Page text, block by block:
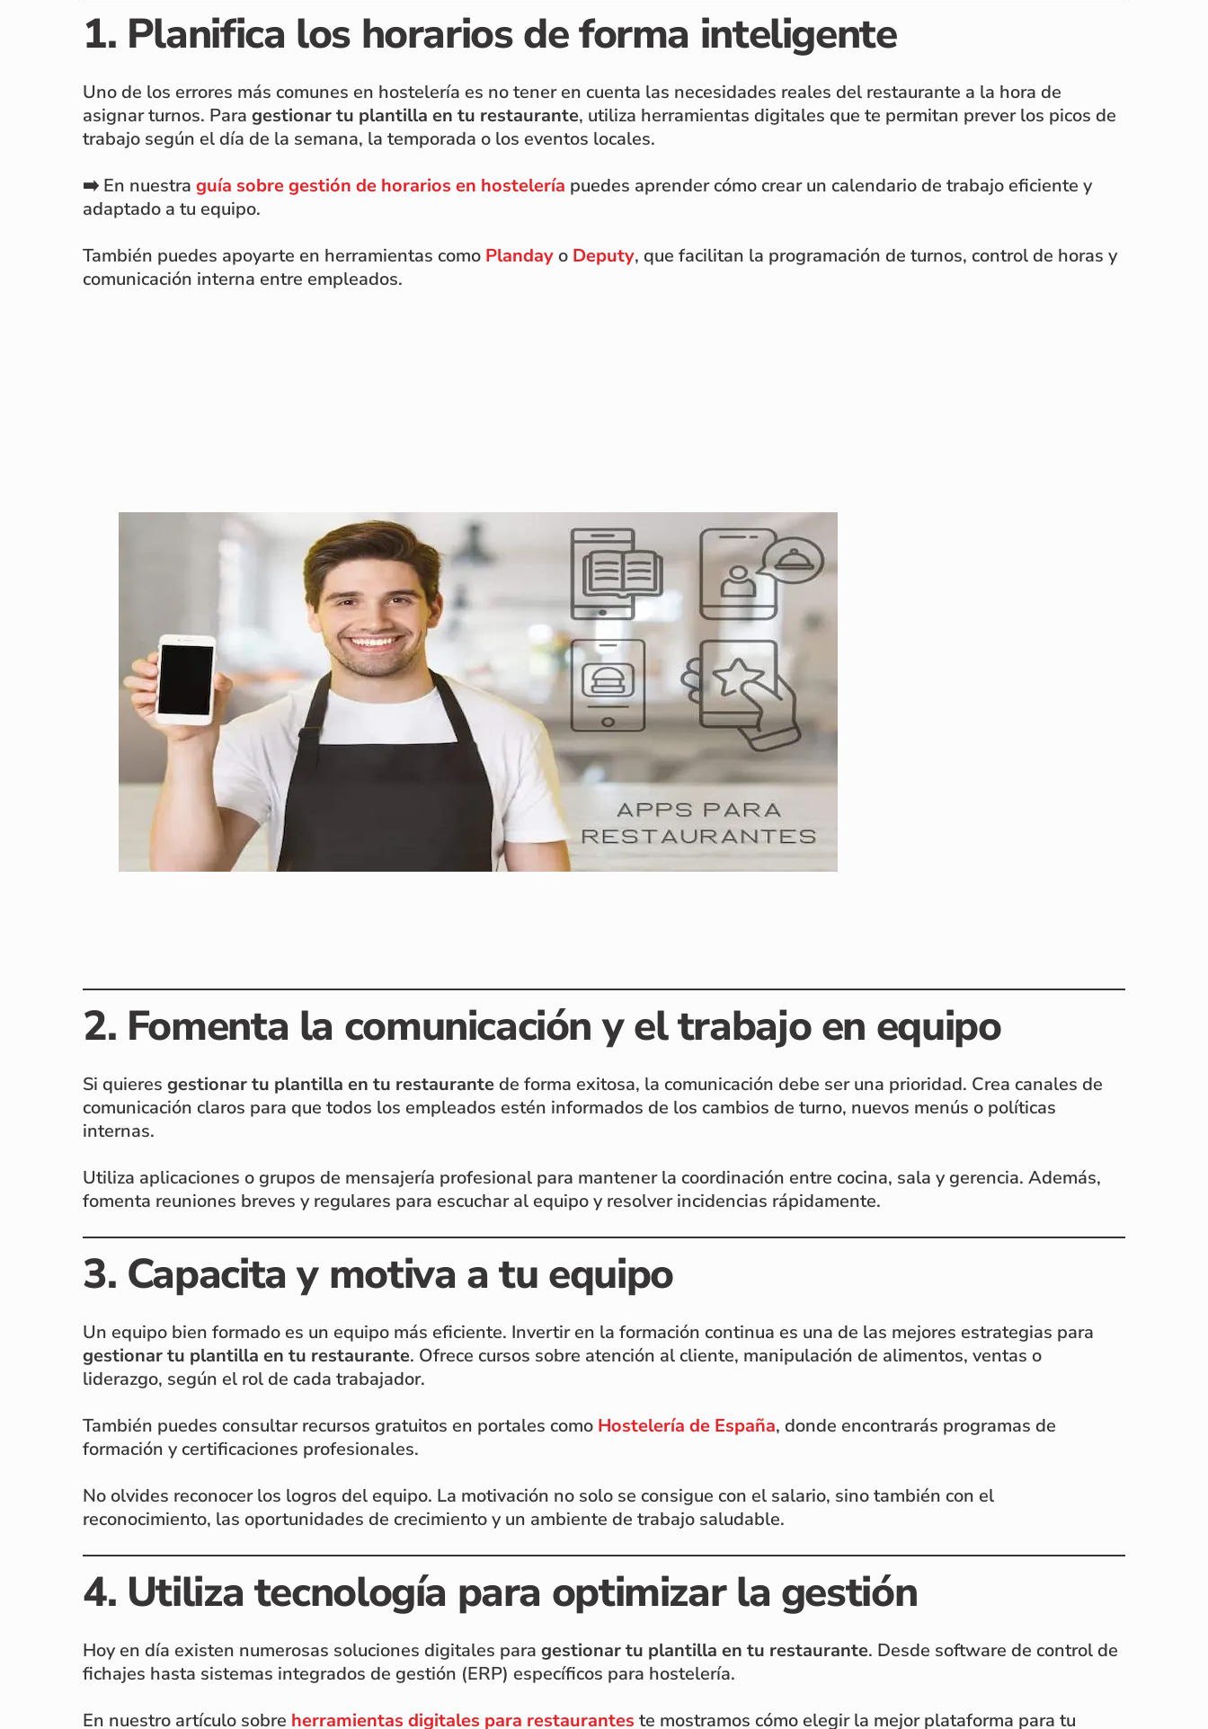
1. Planifica los horarios de forma inteligente
Uno de los errores más comunes en hostelería es no tener en cuenta las necesidades reales del restaurante a la hora de
asignar turnos. Para gestionar tu plantilla en tu restaurante, utiliza herramientas digitales que te permitan prever los picos de
trabajo según el día de la semana, la temporada o los eventos locales.
➡️ En nuestra guía sobre gestión de horarios en hostelería puedes aprender cómo crear un calendario de trabajo eficiente y
adaptado a tu equipo.
También puedes apoyarte en herramientas como Planday o Deputy, que facilitan la programación de turnos, control de horas y
comunicación interna entre empleados.
2. Fomenta la comunicación y el trabajo en equipo
Si quieres gestionar tu plantilla en tu restaurante de forma exitosa, la comunicación debe ser una prioridad. Crea canales de
comunicación claros para que todos los empleados estén informados de los cambios de turno, nuevos menús o políticas
internas.
Utiliza aplicaciones o grupos de mensajería profesional para mantener la coordinación entre cocina, sala y gerencia. Además,
fomenta reuniones breves y regulares para escuchar al equipo y resolver incidencias rápidamente.
3. Capacita y motiva a tu equipo
Un equipo bien formado es un equipo más eficiente. Invertir en la formación continua es una de las mejores estrategias para
gestionar tu plantilla en tu restaurante. Ofrece cursos sobre atención al cliente, manipulación de alimentos, ventas o
liderazgo, según el rol de cada trabajador.
También puedes consultar recursos gratuitos en portales como Hostelería de España, donde encontrarás programas de
formación y certificaciones profesionales.
No olvides reconocer los logros del equipo. La motivación no solo se consigue con el salario, sino también con el
reconocimiento, las oportunidades de crecimiento y un ambiente de trabajo saludable.
4. Utiliza tecnología para optimizar la gestión
Hoy en día existen numerosas soluciones digitales para gestionar tu plantilla en tu restaurante. Desde software de control de
fichajes hasta sistemas integrados de gestión (ERP) específicos para hostelería.
En nuestro artículo sobre herramientas digitales para restaurantes te mostramos cómo elegir la mejor plataforma para tu